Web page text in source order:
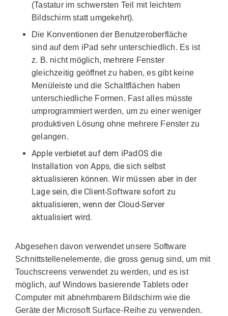
(Tastatur im schwersten Teil mit leichtem
Bildschirm statt umgekehrt).
Die Konventionen der Benutzeroberfläche
sind auf dem iPad sehr unterschiedlich. Es ist
z. B. nicht möglich, mehrere Fenster
gleichzeitig geöffnet zu haben, es gibt keine
Menüleiste und die Schaltflächen haben
unterschiedliche Formen. Fast alles müsste
umprogrammiert werden, um zu einer weniger
produktiven Lösung ohne mehrere Fenster zu
gelangen.
Apple verbietet auf dem iPadOS die
Installation von Apps, die sich selbst
aktualisieren können. Wir müssen aber in der
Lage sein, die Client-Software sofort zu
aktualisieren, wenn der Cloud-Server
aktualisiert wird.
Abgesehen davon verwendet unsere Software
Schnittstellenelemente, die gross genug sind, um mit
Touchscreens verwendet zu werden, und es ist
möglich, auf Windows basierende Tablets oder
Computer mit abnehmbarem Bildschirm wie die
Geräte der Microsoft Surface-Reihe zu verwenden.